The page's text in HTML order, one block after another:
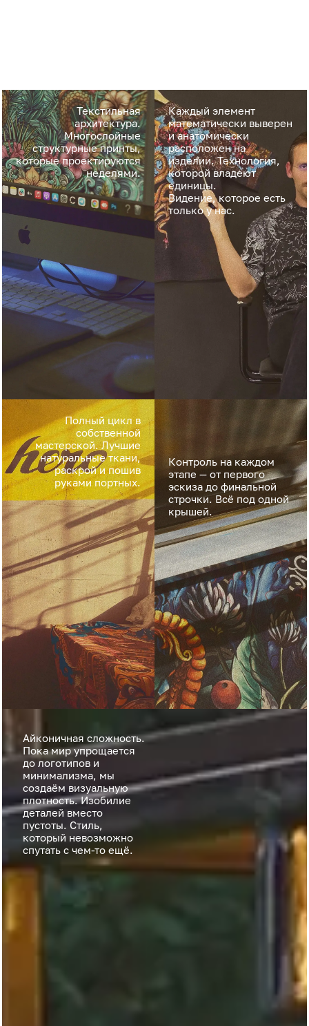
Текстильная
архитектура.
Многослойные
структурные принты,
которые проектируются
неделями.
Каждый элемент
математически выверен
и анатомически
расположен на
изделии. Технология,
которой владеют
единицы.
Видение, которое есть
только у нас.
Полный цикл в
собственной
мастерской. Лучшие
натуральные ткани,
раскрой и пошив
руками портных.
Контроль на каждом
этапе — от первого
эскиза до финальной
строчки. Всё под одной
крышей.
Айконичная сложность.
Пока мир упрощается
до логотипов и
минимализма, мы
создаём визуальную
плотность. Изобилие
деталей вместо
пустоты. Стиль,
который невозможно
спутать с чем-то ещё.